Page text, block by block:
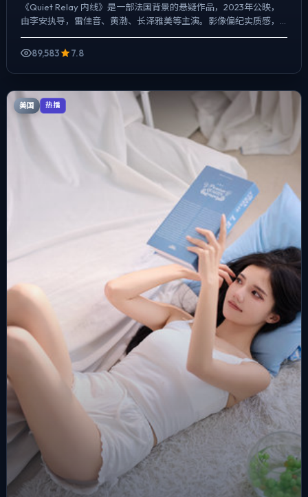
《Quiet Relay 内线》是一部法国背景的悬疑作品，2023年公映，
由李安执导，雷佳音、黄渤、长泽雅美等主演。影像偏纪实质感，
89,583
7.8
美国 热播